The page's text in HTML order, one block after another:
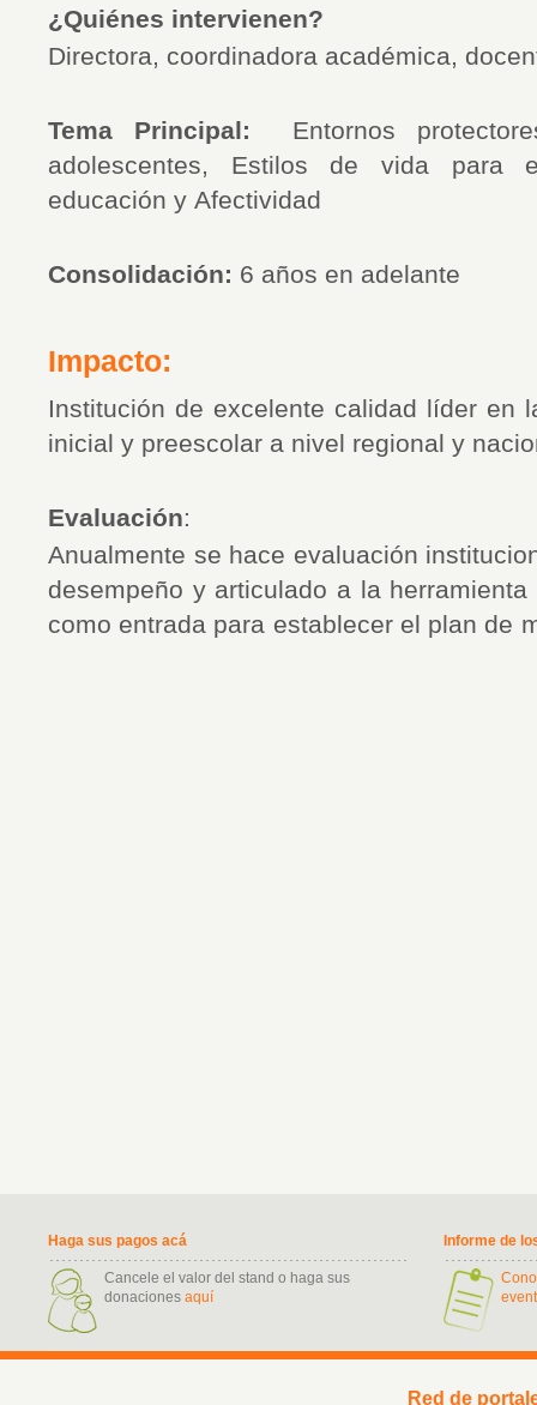
¿Quiénes intervienen?
Directora, coordinadora académica,
Tema Principal:
Entornos
adolescentes, Estilos de vida para
educación y Afectividad
Consolidación: 6 años en adelante
Impacto:
Institución de excelente calidad líder en
inicial y preescolar a nivel regional y
Evaluación:
Anualmente se hace evaluación
desempeño y articulado a la
como entrada para establecer el
Haga sus pagos acá
Cancele el valor del stand o haga sus
donaciones aquí
Informe de
Red de